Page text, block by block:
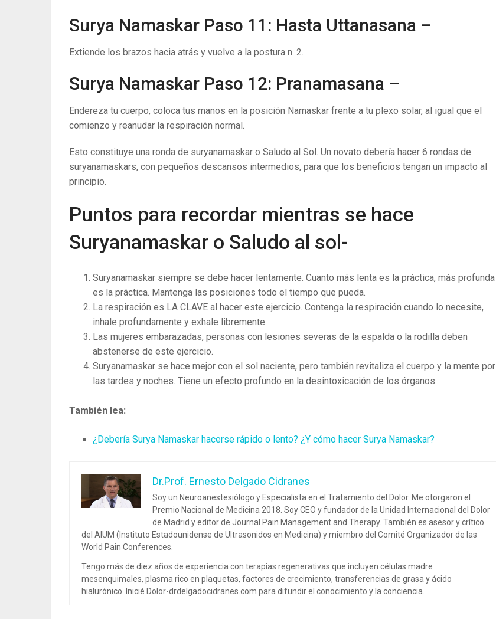
Surya Namaskar Paso 11: Hasta Uttanasana –
Extiende los brazos hacia atrás y vuelve a la postura n. 2.
Surya Namaskar Paso 12: Pranamasana –
Endereza tu cuerpo, coloca tus manos en la posición Namaskar frente a tu plexo solar, al igual que el
comienzo y reanudar la respiración normal.
Esto constituye una ronda de suryanamaskar o Saludo al Sol. Un novato debería hacer 6 rondas de
suryanamaskars, con pequeños descansos intermedios, para que los beneficios tengan un impacto al
principio.
Puntos para recordar mientras se hace
Suryanamaskar o Saludo al sol-
Suryanamaskar siempre se debe hacer lentamente. Cuanto más lenta es la práctica, más profunda
es la práctica. Mantenga las posiciones todo el tiempo que pueda.
La respiración es LA CLAVE al hacer este ejercicio. Contenga la respiración cuando lo necesite,
inhale profundamente y exhale libremente.
Las mujeres embarazadas, personas con lesiones severas de la espalda o la rodilla deben
abstenerse de este ejercicio.
Suryanamaskar se hace mejor con el sol naciente, pero también revitaliza el cuerpo y la mente por
las tardes y noches. Tiene un efecto profundo en la desintoxicación de los órganos.
También lea:
¿Debería Surya Namaskar hacerse rápido o lento? ¿Y cómo hacer Surya Namaskar?
Dr.Prof. Ernesto Delgado Cidranes
Soy un Neuroanestesiólogo y Especialista en el Tratamiento del Dolor. Me otorgaron el
Premio Nacional de Medicina 2018. Soy CEO y fundador de la Unidad Internacional del Dolor
de Madrid y editor de Journal Pain Management and Therapy. También es asesor y crítico
del AIUM (Instituto Estadounidense de Ultrasonidos en Medicina) y miembro del Comité Organizador de las
World Pain Conferences.
Tengo más de diez años de experiencia con terapias regenerativas que incluyen células madre
mesenquimales, plasma rico en plaquetas, factores de crecimiento, transferencias de grasa y ácido
hialurónico. Inicié Dolor-drdelgadocidranes.com para difundir el conocimiento y la conciencia.